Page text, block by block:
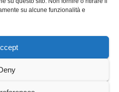
su alcune funzionalità e
Tema: Newspaperex di
studio specialistico bracciano